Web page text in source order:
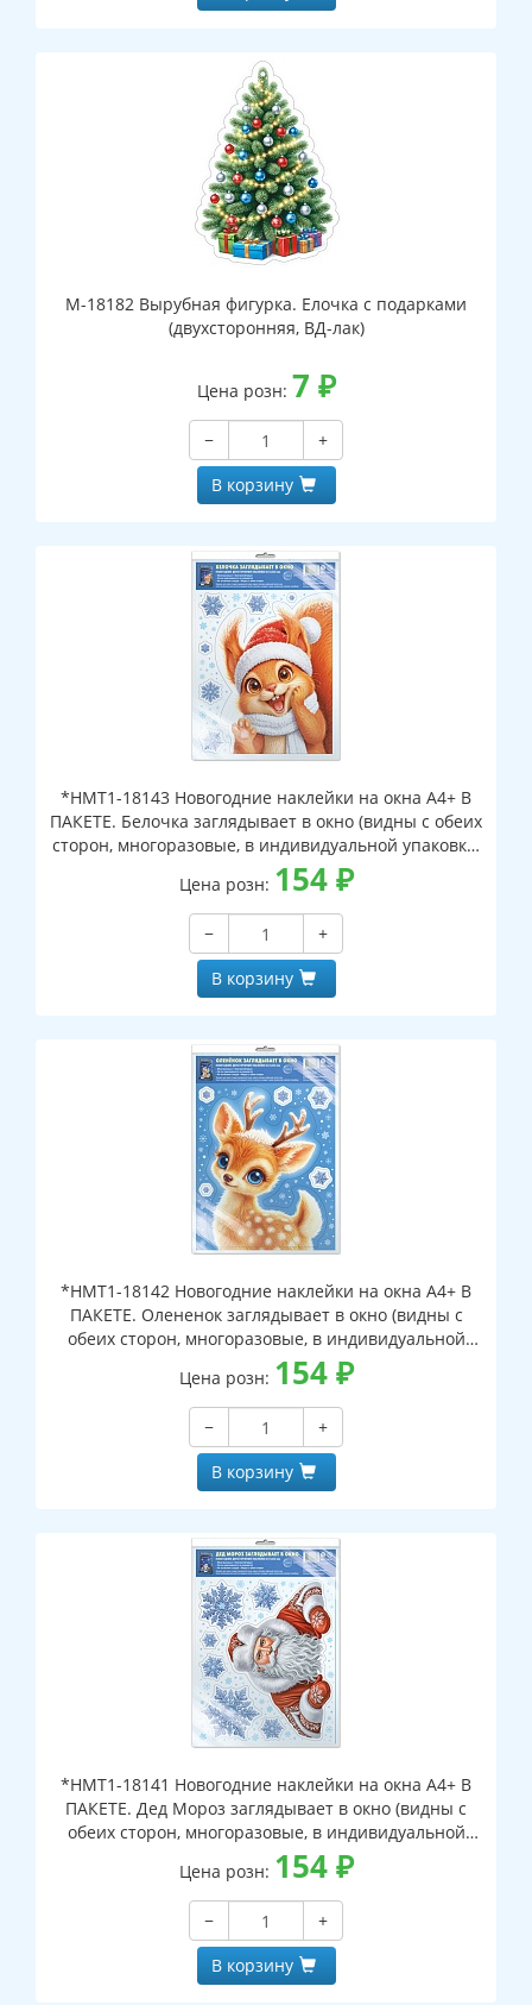
М-18182 Вырубная фигурка. Елочка с подарками
(двухсторонняя, ВД-лак)
Цена розн: 7 ₽
−
+
В корзину
*НМТ1-18143 Новогодние наклейки на окна А4+ В
ПАКЕТЕ. Белочка заглядывает в окно (видны с обеих
сторон, многоразовые, в индивидуальной упаковке,
с европодвесом и клеевым клапаном)
Цена розн: 154₽
−
+
В корзину
*НМТ1-18142 Новогодние наклейки на окна А4+ В
ПАКЕТЕ. Олененок заглядывает в окно (видны с
обеих сторон, многоразовые, в индивидуальной
упаковке, с европодвесом и клеевым клапаном)
Цена розн: 154₽
−
+
В корзину
*НМТ1-18141 Новогодние наклейки на окна А4+ В
ПАКЕТЕ. Дед Мороз заглядывает в окно (видны с
обеих сторон, многоразовые, в индивидуальной
упаковке, с европодвесом и клеевым клапаном)
Цена розн: 154₽
−
+
В корзину